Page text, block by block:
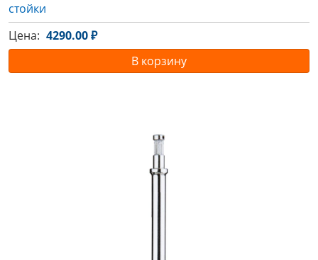
стойки
Цена: 4290.00 ₽
В корзину